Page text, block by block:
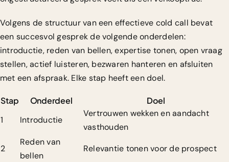
Volgens de structuur van een effectieve cold call bevat
een succesvol gesprek de volgende onderdelen:
introductie, reden van bellen, expertise tonen, open vraag
stellen, actief luisteren, bezwaren hanteren en afsluiten
met een afspraak. Elke stap heeft een doel.
Stap Onderdeel
Doel
1
Introductie
Vertrouwen wekken en aandacht
vasthouden
2
Reden van
bellen
Relevantie tonen voor de prospect